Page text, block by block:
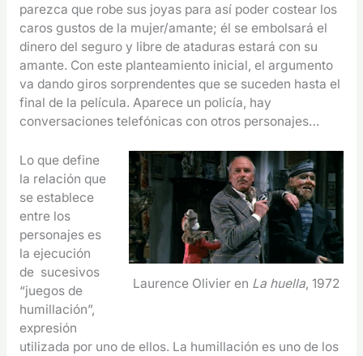
parezca que robe sus joyas para así poder costear los
caros gustos de la mujer/amante; él se embolsará el
dinero del seguro y libre de ataduras estará con su
amante. Con este planteamiento inicial, el argumento
va dando giros sorprendentes que se suceden hasta el
final de la película. Aparece un policía, hay
conversaciones telefónicas con otros personajes…
Laurence Olivier en La huella, 1972
Lo que define
la relación que
se establece
entre los
personajes es
la ejecución
de sucesivos
“juegos de
humillación”,
expresión
utilizada por uno de ellos. La humillación es uno de los